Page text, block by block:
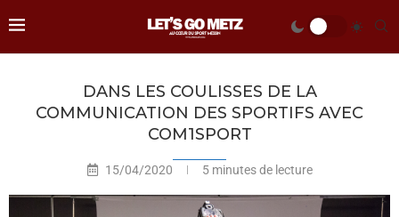
DANS LES COULISSES DE LA
COMMUNICATION DES SPORTIFS AVEC
COM1SPORT
15/04/2020 5 minutes de lecture